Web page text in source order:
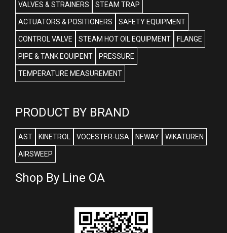
VALVES & STRAINERS STEAM TRAP
ACTUATORS & POSITIONERS SAFETY EQUIPMENT
CONTROL VALVE STEAM HOT OIL EQUIPMENT FLANGE
PIPE & TANK EQUIPENT PRESSURE
TEMPERATURE MEASUREMENT
PRODUCT BY BRAND
AST KINETROL VOCESTER-USA NEWAY WIKATUREN
AIRSWEEP
Shop By Line OA